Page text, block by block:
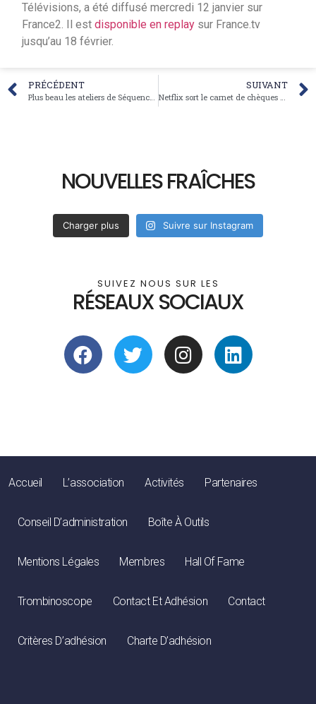
Télévisions, a été diffusé mercredi 12 janvier sur
France2. Il estdisponible en replay sur France.tv
jusqu’au 18 février.
PRÉCÉDENT SUIVANT
NOUVELLES FRAÎCHES
Charger plus Suivre sur Instagram
SUIVEZ NOUS SUR LES
RÉSEAUX SOCIAUX
Accueil L’association Activités Partenaires
Conseil D’administration Boîte À Outils
Mentions Légales Membres Hall Of Fame
Trombinoscope Contact Et Adhésion Contact
Critères D’adhésion Charte D’adhésion